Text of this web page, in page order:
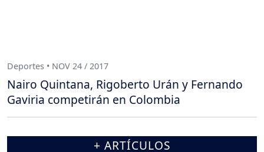
Deportes • NOV 24 / 2017
Nairo Quintana, Rigoberto Urán y Fernando
Gaviria competirán en Colombia
+ ARTÍCULOS